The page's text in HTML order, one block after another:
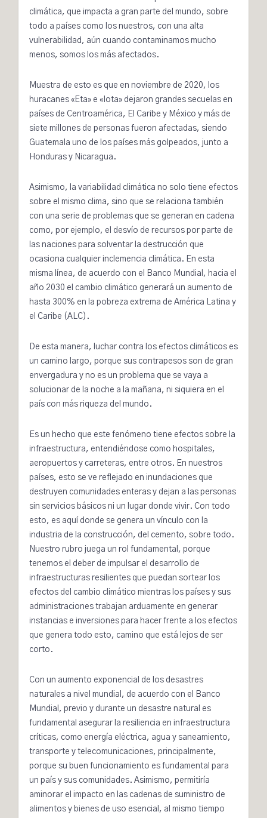
climática, que impacta a gran parte del mundo, sobre
todo a países como los nuestros, con una alta
vulnerabilidad , aún cuando contaminamos mucho
menos, somos los más afectados.
Muestra de esto es que en noviembre de 2020, los
huracanes «Eta» e «Iota» dejaron grandes secuelas en
países de Centroamérica, El Caribe y México y más de
siete millones de personas fueron afectadas, siendo
Guatemala uno de los países más golpeados, junto a
Honduras y Nicaragua.
Asimismo, la variabilidad climática no solo tiene efectos
sobre el mismo clima, sino que se relaciona también
con una serie de problemas que se generan en cadena
como, por ejemplo, el desvío de recursos por parte de
las naciones para solventar la destrucción que
ocasiona cualquier inclemencia climática. En esta
misma línea, de acuerdo con el
Banco Mundial , hacia el
año 2030 el cambio climático generará un aumento de
hasta 300% en la pobreza extrema de América Latina y
el Caribe (ALC).
De esta manera, luchar contra los efectos climáticos es
un camino largo, porque sus contrapesos son de gran
envergadura y no es un problema que se vaya a
solucionar de la noche a la mañana, ni siquiera en el
país con más riqueza del mundo.
Es un hecho que este fenómeno tiene efectos sobre la
infraestructura, entendiéndose como hospitales,
aeropuertos y carreteras, entre otros. En nuestros
países, esto se ve reflejado en inundaciones que
destruyen comunidades enteras y dejan a las personas
sin servicios básicos ni un lugar donde vivir. Con todo
esto, es aquí donde se genera un vínculo con la
industria de la construcción, del cemento, sobre todo.
Nuestro rubro juega un rol fundamental, porque
tenemos el deber de impulsar el desarrollo de
infraestructuras resilientes que puedan sortear los
efectos del cambio climático mientras los países y sus
administraciones trabajan arduamente en generar
instancias e inversiones para hacer frente a los efectos
que genera todo esto, camino que está lejos de ser
corto.
Con un aumento exponencial de los desastres
naturales a nivel mundial, de acuerdo con el Banco
Mundial, previo y durante un desastre natural es
fundamental asegurar la resiliencia en infraestructura
críticas, como energía eléctrica, agua y saneamiento,
transporte y telecomunicaciones, principalmente,
porque su buen funcionamiento es fundamental para
un país y sus comunidades. Asimismo, permitiría
aminorar el impacto en las cadenas de suministro de
alimentos y bienes de uso esencial, al mismo tiempo